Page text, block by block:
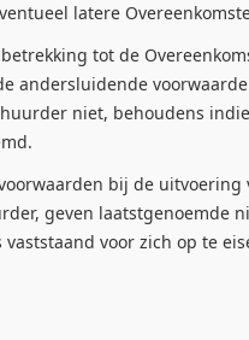
latere
tot de
andersluidende
niet, behoudens
bij de uitvoering
geven laatstgenoemde
voor zich op te